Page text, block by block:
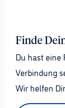
Finde
Du hast eine
Verbindung
Wir helfen